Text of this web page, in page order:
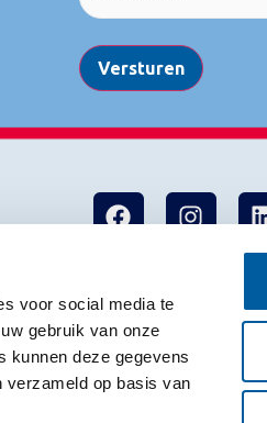
voor social media te
gebruik van onze
kunnen deze gegevens
verzameld op basis van
Versturen